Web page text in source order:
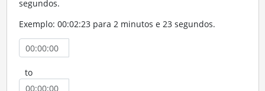
segundos.
Exemplo: 00:02:23 para 2 minutos e 23 segundos.
to